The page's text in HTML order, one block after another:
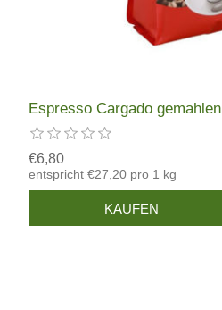
Espresso Cargado gemahlen
€6,80
entspricht €27,20 pro 1 kg